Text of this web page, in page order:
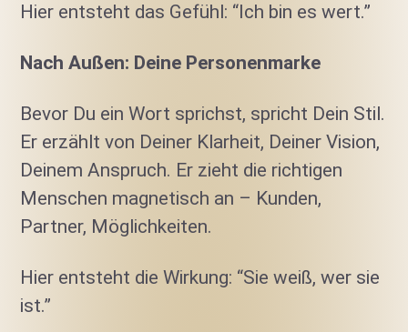
Hier entsteht das Gefühl: “Ich bin es wert.”
Nach Außen: Deine Personenmarke
Bevor Du ein Wort sprichst, spricht Dein Stil.
Er erzählt von Deiner Klarheit, Deiner Vision,
Deinem Anspruch. Er zieht die richtigen
Menschen magnetisch an – Kunden,
Partner, Möglichkeiten.
Hier entsteht die Wirkung: “Sie weiß, wer sie
ist.”